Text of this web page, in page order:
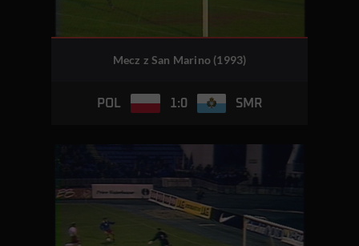
Mecz z San Marino (1993)
POL 1:0 SMR